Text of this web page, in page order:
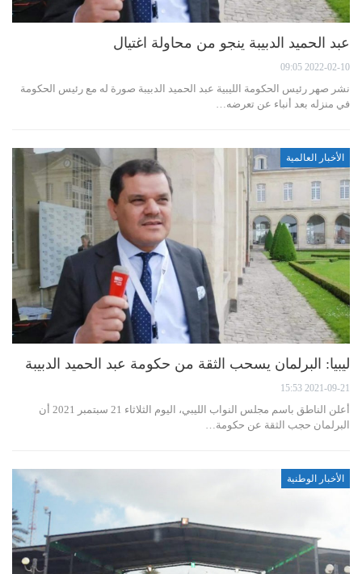
عبد الحميد الدبيبة ينجو من محاولة اغتيال
2022-02-10 09:05
نشر صهر رئيس الحكومة الليبية عبد الحميد الدبيبة صورة له مع رئيس الحكومة
في منزله بعد أنباء عن تعرضه…
الأخبار العالمية
ليبيا: البرلمان يسحب الثقة من حكومة عبد الحميد الدبيبة
2021-09-21 15:53
أعلن الناطق باسم مجلس النواب الليبي، اليوم الثلاثاء 21 سبتمبر 2021 أن
البرلمان حجب الثقة عن حكومة…
الأخبار الوطنية